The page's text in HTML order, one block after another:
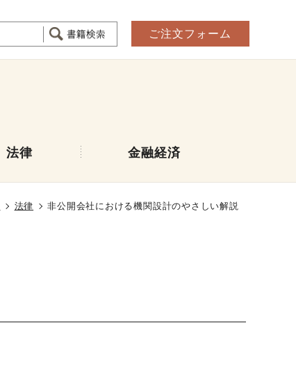
ご注文フォーム
法律 金融経済
法律 非公開会社における機関設計のやさしい解説